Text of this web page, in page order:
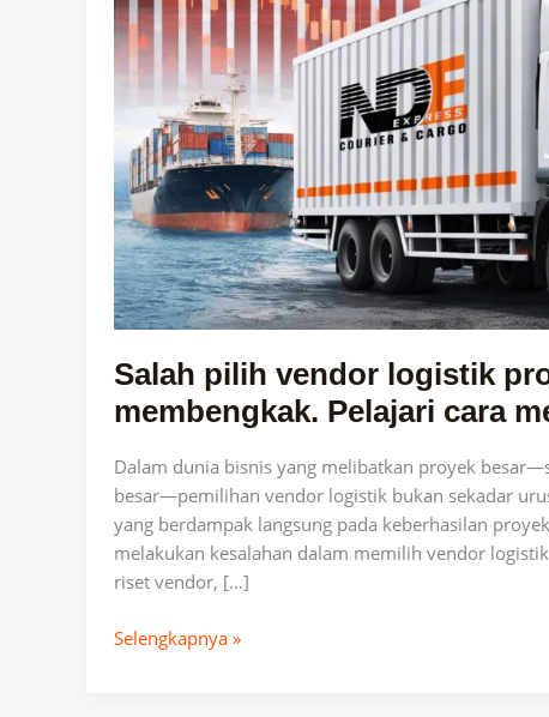
Salah pilih vendor logistik
membengkak. Pelajari cara
Dalam dunia bisnis yang melibatkan proyek
besar—pemilihan vendor logistik bukan sekadar
yang berdampak langsung pada keberhasilan
melakukan kesalahan dalam memilih vendor
riset vendor, […]
bikin
biaya
membengkak.
memilih
yang
tepat.
Selengkapnya »